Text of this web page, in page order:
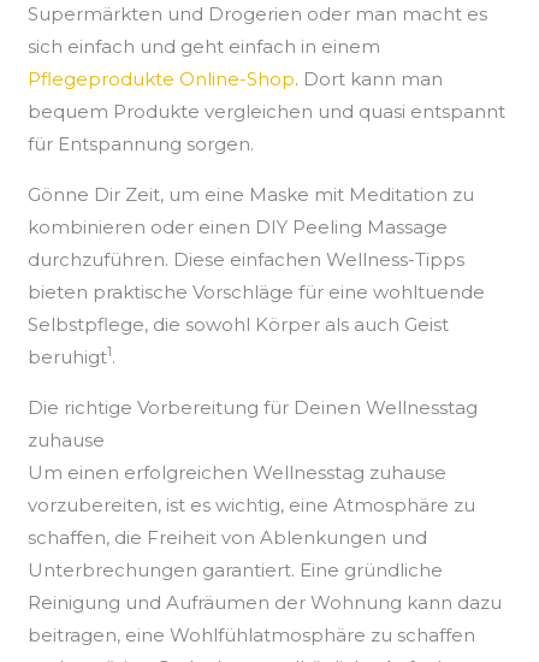
Supermärkten und Drogerien oder man macht es
sich einfach und geht einfach in einem
Pflegeprodukte Online-Shop. Dort kann man
bequem Produkte vergleichen und quasi entspannt
für Entspannung sorgen.
Gönne Dir Zeit, um eine Maske mit Meditation zu
kombinieren oder einen DIY Peeling Massage
durchzuführen. Diese einfachen Wellness-Tipps
bieten praktische Vorschläge für eine wohltuende
Selbstpflege, die sowohl Körper als auch Geist
beruhigt1.
Die richtige Vorbereitung für Deinen Wellnesstag
zuhause
Um einen erfolgreichen Wellnesstag zuhause
vorzubereiten, ist es wichtig, eine Atmosphäre zu
schaffen, die Freiheit von Ablenkungen und
Unterbrechungen garantiert. Eine gründliche
Reinigung und Aufräumen der Wohnung kann dazu
beitragen, eine Wohlfühlatmosphäre zu schaffen